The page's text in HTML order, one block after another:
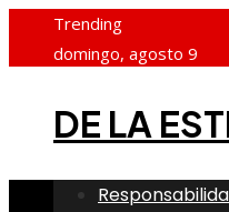
Trending
domingo, agosto 9
DE LA